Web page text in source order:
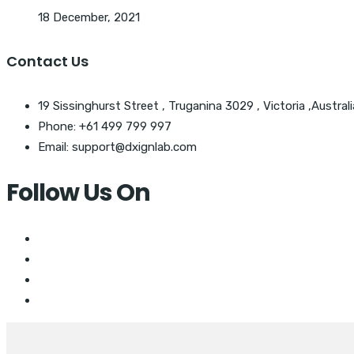
18 December, 2021
Contact Us
19 Sissinghurst Street , Truganina 3029 , Victoria
Phone: +61 499 799 997
Email: support@dxignlab.com
Follow Us On